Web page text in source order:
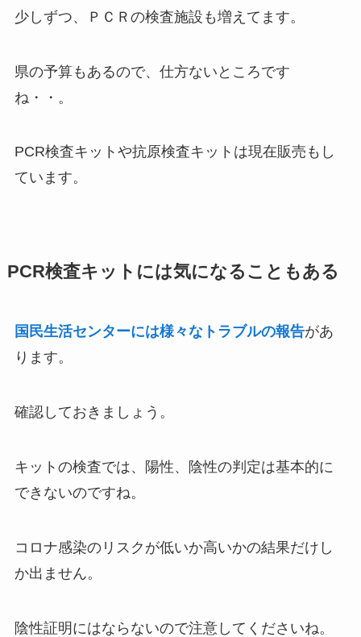
少しずつ、ＰＣＲの検査施設も増えてます。
県の予算もあるので、仕方ないところです
ね・・。
PCR検査キットや抗原検査キットは現在販売もし
ています。
PCR検査キットには気になることもある
国民生活センターには様々なトラブルの報告があ
ります。
確認しておきましょう。
キットの検査では、陽性、陰性の判定は基本的に
できないのですね。
コロナ感染のリスクが低いか高いかの結果だけし
か出ません。
陰性証明にはならないので注意してくださいね。